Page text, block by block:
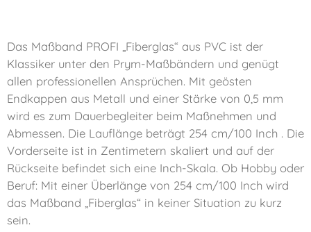
Das Maßband PROFI „Fiberglas“ aus PVC ist der
Klassiker unter den Prym-Maßbändern und genügt
allen professionellen Ansprüchen. Mit geösten
Endkappen aus Metall und einer Stärke von 0,5 mm
wird es zum Dauerbegleiter beim Maßnehmen und
Abmessen. Die Lauflänge beträgt 254 cm/100 Inch . Die
Vorderseite ist in Zentimetern skaliert und auf der
Rückseite befindet sich eine Inch-Skala. Ob Hobby oder
Beruf: Mit einer Überlänge von 254 cm/100 Inch wird
das Maßband „Fiberglas“ in keiner Situation zu kurz
sein.